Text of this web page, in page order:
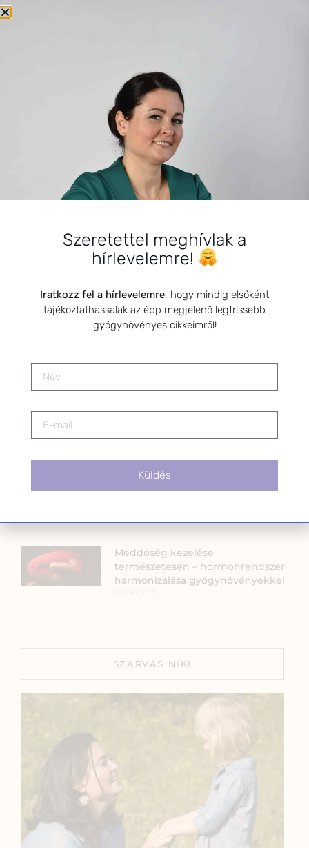
KEDVELT BEJEGYZÉSEK
Könyvkritikák: Természetgyógyász
a családban-Édesanyák
kézikönyve
Apiterápiás szerek, azaz méhészeti
termékek az egészségért
PMS tünetek enyhítése
Fitoterápia
Meddőség kezelése
természetesen – hormonrendszer
harmonizálása gyógynövényekkel
SZARVAS NIKI
Szeretettel meghívlak a
hírlevelemre!
Iratkozz fel a hírlevelemre, hogy mindig elsőként
tájékoztathassalak az épp megjelenő legfrissebb
gyógynövényes cikkeimről!
Küldés